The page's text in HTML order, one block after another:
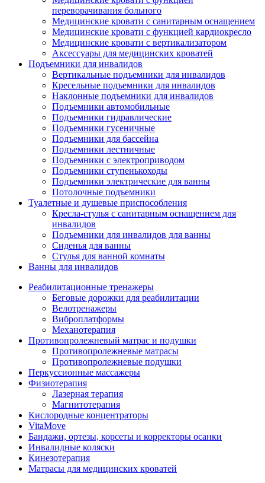
переворачивания больного
Медицинские кровати с санитарным оснащением
Медицинские кровати с функцией кардиокресло
Медицинские кровати с вертикализатором
Аксессуары для медицинских кроватей
Подъемники для инвалидов
Вертикальные подъемники для инвалидов
Кресельные подъемники для инвалидов
Наклонные подъемники для инвалидов
Подъемники автомобильные
Подъемники гидравлические
Подъемники гусеничные
Подъемники для бассейна
Подъемники лестничные
Подъемники с электроприводом
Подъемники ступенькоходы
Подъемники электрические для ванны
Потолочные подъемники
Туалетные и душевые приспособления
Кресла-стулья с санитарным оснащением для
инвалидов
Подъемники для инвалидов для ванны
Сиденья для ванны
Стулья для ванной комнаты
Ванны для инвалидов
Реабилитационные тренажеры
Беговые дорожки для реабилитации
Велотренажеры
Виброплатформы
Механотерапия
Противопролежневый матрас и подушки
Противопролежневые матрасы
Противопролежневые подушки
Перкуссионные массажеры
Физиотерапия
Лазерная терапия
Магнитотерапия
Кислородные концентраторы
VitaMove
Бандажи, ортезы, корсеты и корректоры осанки
Инвалидные коляски
Кинезотерапия
Матрасы для медицинских кроватей